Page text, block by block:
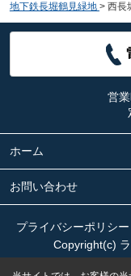
地下鉄長堀鶴見緑地 > 西長
営業
ホーム
お問い合わせ
プライバシーポリシー
Copyright(c)